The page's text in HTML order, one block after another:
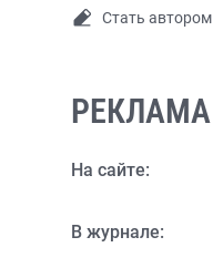
Стать автором
РЕКЛАМА
На сайте:
В журнале: